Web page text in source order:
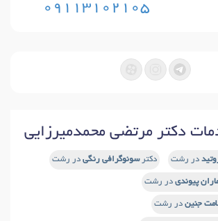
09113102105
دکتر مرتضی محمدمیرزایی
در رشت دکترسونوگرافی رنگی در رشت
پیوندی در رشت
جنین در رشت